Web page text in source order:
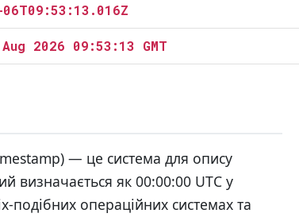
2026 09:53:13 GMT
— це система для опису
визначається як 00:00:00 UTC у
подібних операційних системах та